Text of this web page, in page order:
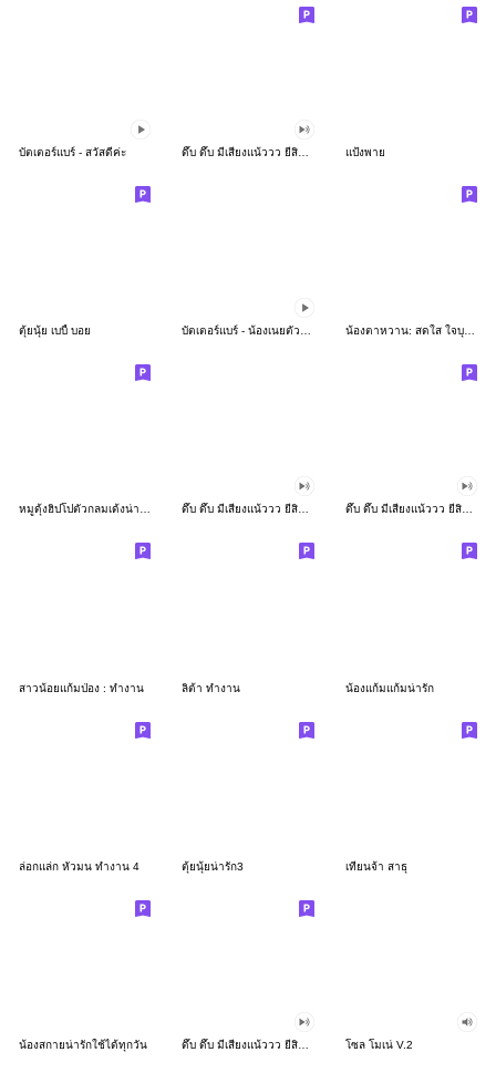
บัตเตอร์แบร์ - สวัสดีค่ะ แป้งพาย
ตุ้ยนุ้ย เบบี้ บอย น้องตาหวาน: สดใส ใจบุญ (สีพาสเทล)
หมูดุ้งฮิปโปตัวกลมเด้งน่ารัก ดึ๊บ ดึ๊บ มีเสียงแน้ววว ยี่สิบเจ็ด ดึ๊บ ดึ๊บ มีเสียงแน้ววว ยี่สิบหก
สาวน้อยแก้มป่อง : ทำงาน ลิต้า ทำงาน น้องแก้มแก้มน่ารัก
ล่อกแล่ก หัวมน ทำงาน 4 ตุ้ยนุ้ยน่ารัก3 เทียนจ้า สาธุ
น้องสกายน่ารักใช้ได้ทุกวัน ดึ๊บ ดึ๊บ มีเสียงแน้ววว ยี่สิบสอง โซล โมเน่ V.2